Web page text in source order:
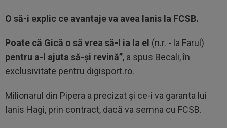
O să-i explic ce avantaje va avea Ianis la FCSB.
Poate că Gică o să vrea să-l ia la el (n.r. - la Farul)
pentru a-l ajuta să-și revină”, a spus Becali, în
exclusivitate pentru digisport.ro.
Milionarul din Pipera a precizat și ce-i va garanta lui
Ianis Hagi, prin contract, dacă va semna cu FCSB.